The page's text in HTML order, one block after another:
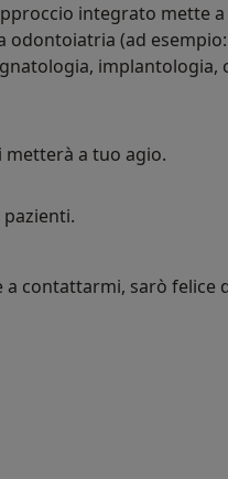
integrato mette
odontoiatria (ad esempio:
implantologia,
metterà a tuo agio.
contattarmi, sarò felice